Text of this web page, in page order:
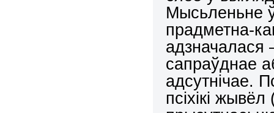
Мысьленьне
прадметна-
адзначалася
сапраўднае
адсутнічае.
псіхікі